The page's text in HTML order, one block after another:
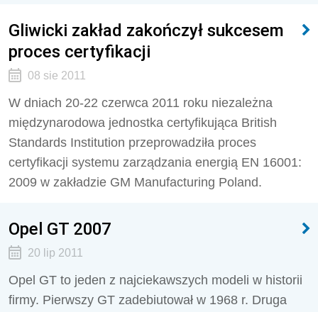
Gliwicki zakład zakończył sukcesem
proces certyfikacji
08 sie 2011
W dniach 20-22 czerwca 2011 roku niezależna
międzynarodowa jednostka certyfikująca British
Standards Institution przeprowadziła proces
certyfikacji systemu zarządzania energią EN 16001:
2009 w zakładzie GM Manufacturing Poland.
Opel GT 2007
20 lip 2011
Opel GT to jeden z najciekawszych modeli w historii
firmy. Pierwszy GT zadebiutował w 1968 r. Druga